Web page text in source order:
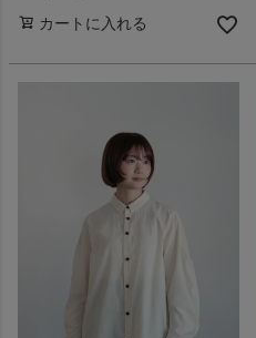
カートに入れる